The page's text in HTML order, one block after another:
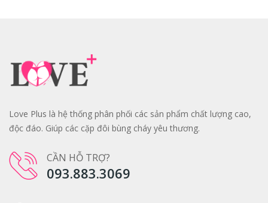
Love Plus là hệ thống phân phối các sản phẩm chất lượng cao,
độc đáo. Giúp các cặp đôi bùng cháy yêu thương.
CẦN HỖ TRỢ?
093.883.3069